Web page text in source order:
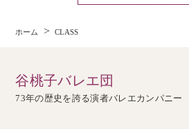
ホーム CLASS
谷桃子バレエ団
73年の歴史を誇る演者バレエカンパニー